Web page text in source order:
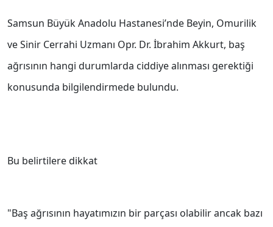
Samsun Büyük Anadolu Hastanesi’nde Beyin, Omurilik
ve Sinir Cerrahi Uzmanı Opr. Dr. İbrahim Akkurt, baş
ağrısının hangi durumlarda ciddiye alınması gerektiği
konusunda bilgilendirmede bulundu.
Bu belirtilere dikkat
"Baş ağrısının hayatımızın bir parçası olabilir ancak bazı